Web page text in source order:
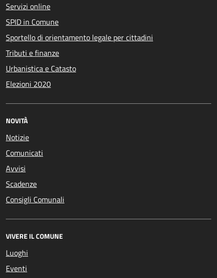
Servizi online
SPID in Comune
Sportello di orientamento legale per cittadini
Tributi e finanze
Urbanistica e Catasto
Elezioni 2020
NOVITÀ
Notizie
Comunicati
Avvisi
Scadenze
Consigli Comunali
VIVERE IL COMUNE
Luoghi
Eventi